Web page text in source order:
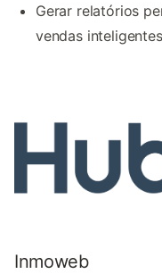
Gerar relatórios
vendas
Inmoweb